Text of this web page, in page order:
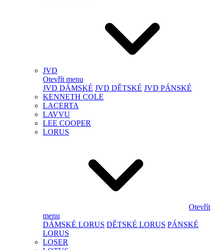
JVD
Otevřít menu
JVD DÁMSKÉ JVD DĚTSKÉ JVD PÁNSKÉ
KENNETH COLE
LACERTA
LAVVU
LEE COOPER
LORUS
Otevřít
menu
DÁMSKÉ LORUS DĚTSKÉ LORUS PÁNSKÉ
LORUS
LOSER